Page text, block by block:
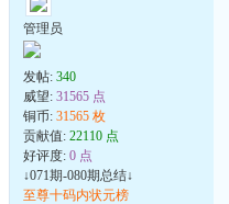
管理员
发帖: 340
威望: 31565 点
铜币: 31565 枚
贡献值: 22110 点
好评度: 0 点
↓071期-080期总结↓
至尊十码内状元榜